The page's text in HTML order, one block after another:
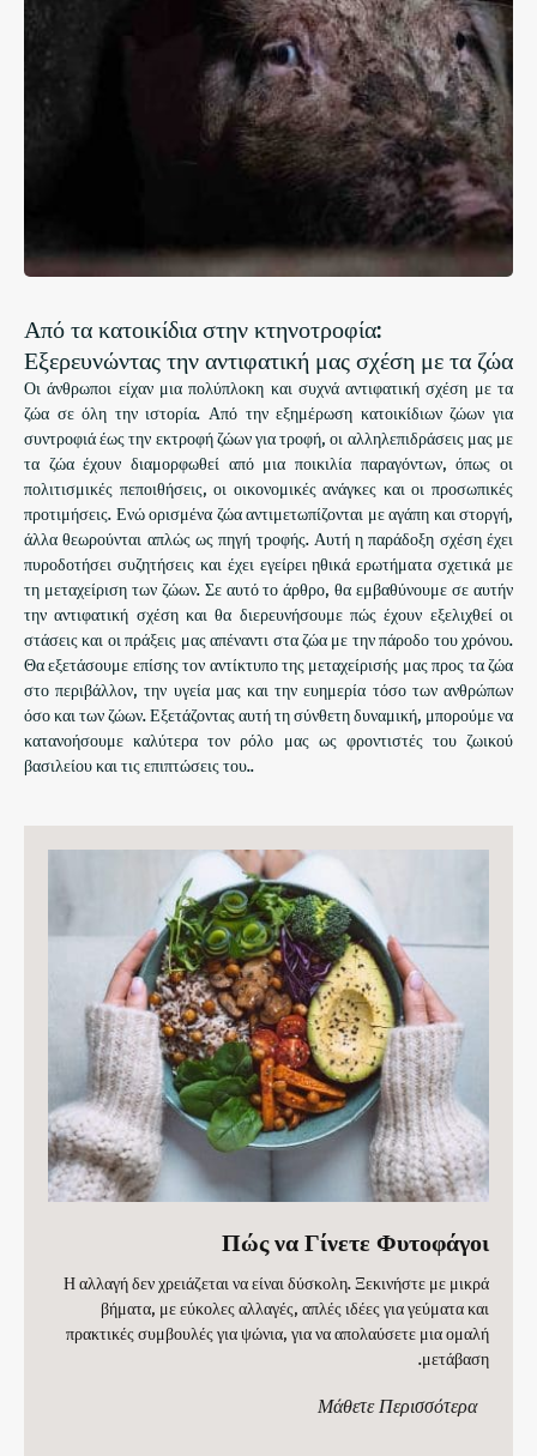
Από τα κατοικίδια στην κτηνοτροφία:
Εξερευνώντας την αντιφατική μας σχέση με τα ζώα
Οι άνθρωποι είχαν μια πολύπλοκη και συχνά αντιφατική σχέση με τα
ζώα σε όλη την ιστορία. Από την εξημέρωση κατοικίδιων ζώων για
συντροφιά έως την εκτροφή ζώων για τροφή, οι αλληλεπιδράσεις μας με
τα ζώα έχουν διαμορφωθεί από μια ποικιλία παραγόντων, όπως οι
πολιτισμικές πεποιθήσεις, οι οικονομικές ανάγκες και οι προσωπικές
προτιμήσεις. Ενώ ορισμένα ζώα αντιμετωπίζονται με αγάπη και στοργή,
άλλα θεωρούνται απλώς ως πηγή τροφής. Αυτή η παράδοξη σχέση έχει
πυροδοτήσει συζητήσεις και έχει εγείρει ηθικά ερωτήματα σχετικά με
τη μεταχείριση των ζώων. Σε αυτό το άρθρο, θα εμβαθύνουμε σε αυτήν
την αντιφατική σχέση και θα διερευνήσουμε πώς έχουν εξελιχθεί οι
στάσεις και οι πράξεις μας απέναντι στα ζώα με την πάροδο του χρόνου.
Θα εξετάσουμε επίσης τον αντίκτυπο της μεταχείρισής μας προς τα ζώα
στο περιβάλλον, την υγεία μας και την ευημερία τόσο των ανθρώπων
όσο και των ζώων. Εξετάζοντας αυτή τη σύνθετη δυναμική, μπορούμε να
κατανοήσουμε καλύτερα τον ρόλο μας ως φροντιστές του ζωικού
βασιλείου και τις επιπτώσεις του..
Πώς να Γίνετε Φυτοφάγοι
Η αλλαγή δεν χρειάζεται να είναι δύσκολη. Ξεκινήστε με μικρά
βήματα, με εύκολες αλλαγές, απλές ιδέες για γεύματα και
πρακτικές συμβουλές για ψώνια, για να απολαύσετε μια ομαλή
μετάβαση.
Μάθετε Περισσότερα